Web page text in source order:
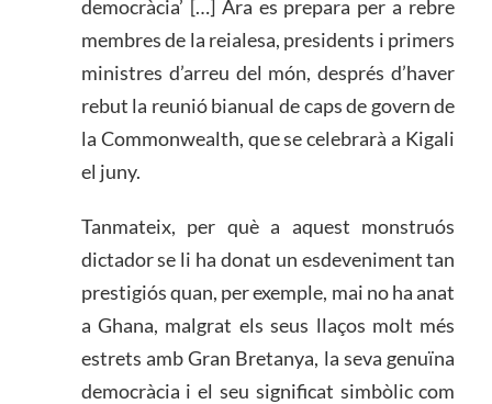
democràcia’ […] Ara es prepara per a rebre
membres de la reialesa, presidents i primers
ministres d’arreu del món, després d’haver
rebut la reunió bianual de caps de govern de
la Commonwealth, que se celebrarà a Kigali
el juny.
Tanmateix, per què a aquest monstruós
dictador se li ha donat un esdeveniment tan
prestigiós quan, per exemple, mai no ha anat
a Ghana, malgrat els seus llaços molt més
estrets amb Gran Bretanya, la seva genuïna
democràcia i el seu significat simbòlic com